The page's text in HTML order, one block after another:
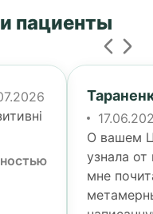
пациенты
О вашем
узнала от
мне